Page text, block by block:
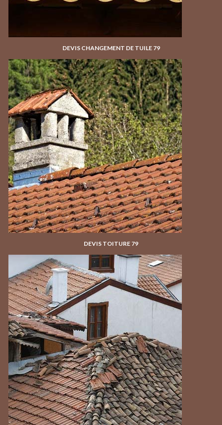
DEVIS CHANGEMENT DE TUILE 79
DEVIS TOITURE 79